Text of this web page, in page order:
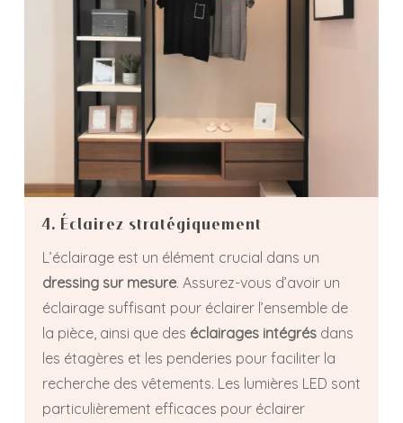
4. Éclairez stratégiquement
L’éclairage est un élément crucial dans un
dressing sur mesure. Assurez-vous d’avoir un
éclairage suffisant pour éclairer l’ensemble de
la pièce, ainsi que des éclairages intégrésdans
les étagères et les penderies pour faciliter la
recherche des vêtements. Les lumières LED sont
particulièrement efficaces pour éclairer